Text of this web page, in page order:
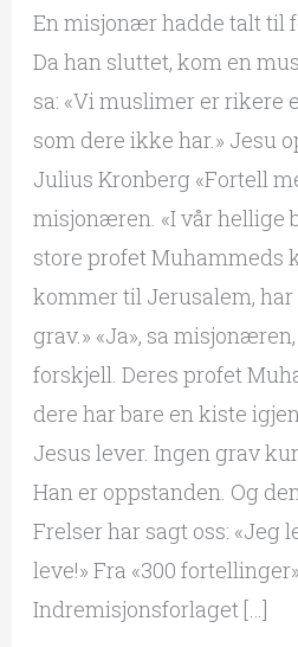
En misjonær hadde talt til
Da han sluttet, kom en
sa: «Vi muslimer er rikere
som dere ikke har.» Jesu
Julius Kronberg «Fortell
misjonæren. «I vår hellige
store profet Muhammeds
kommer til Jerusalem, har
grav.» «Ja», sa
forskjell. Deres profet
dere har bare en kiste
Jesus lever. Ingen grav
Han er oppstanden. Og
Frelser har sagt oss: «Jeg
leve!» Fra «300
Indremisjonsforlaget […]